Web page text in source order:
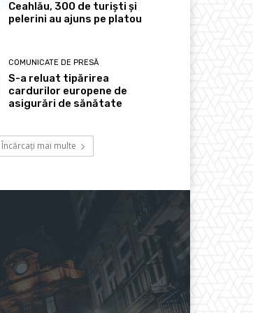
Ceahlău, 300 de turiști și
pelerini au ajuns pe platou
COMUNICATE DE PRESĂ
S-a reluat tipărirea
cardurilor europene de
asigurări de sănătate
Încărcați mai multe